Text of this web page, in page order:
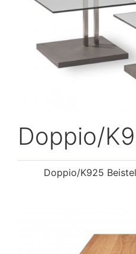
Doppio/
Doppio/K925